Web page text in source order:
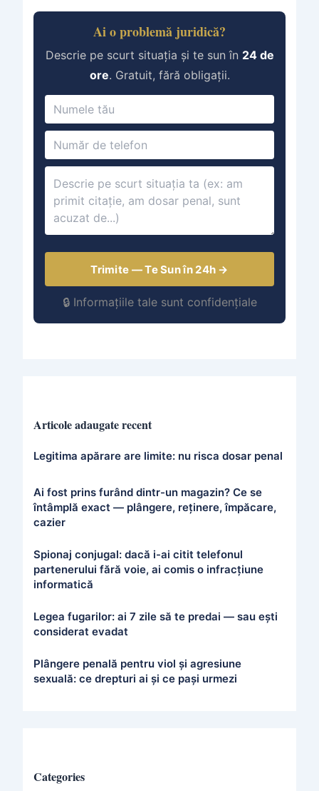
Ai o problemă juridică?
Descrie pe scurt situația și te sun în 24 de
ore. Gratuit, fără obligații.
Trimite — Te Sun în 24h →
🔒 Informațiile tale sunt confidențiale
Articole adaugate recent
Legitima apărare are limite: nu risca dosar penal
Ai fost prins furând dintr-un magazin? Ce se
întâmplă exact — plângere, reținere, împăcare,
cazier
Spionaj conjugal: dacă i-ai citit telefonul
partenerului fără voie, ai comis o infracțiune
informatică
Legea fugarilor: ai 7 zile să te predai — sau ești
considerat evadat
Plângere penală pentru viol și agresiune
sexuală: ce drepturi ai și ce pași urmezi
Categories